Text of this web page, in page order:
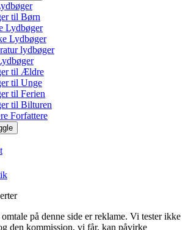
til Børn
Lydbøger
Lydbøger
lydbøger
til Ældre
til Unge
til Ferien
til Bilturen
Forfattere
på denne side er reklame. Vi tester ikke
den kommission, vi får, kan påvirke